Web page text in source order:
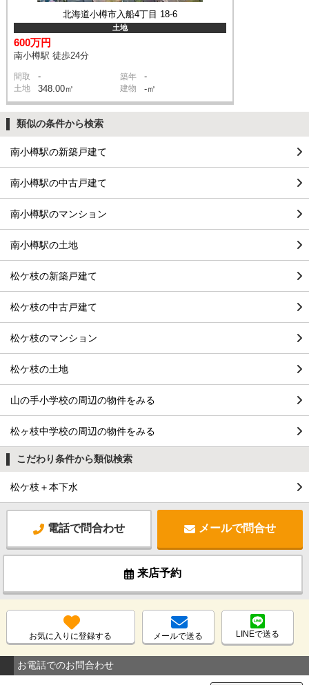
北海道小樽市入船4丁目 18-6
土地
600万円
南小樽駅 徒歩24分
間取 - 築年 -
土地 348.00㎡ 建物 -㎡
類似の条件から検索
南小樽駅の新築戸建て
南小樽駅の中古戸建て
南小樽駅のマンション
南小樽駅の土地
松ケ枝の新築戸建て
松ケ枝の中古戸建て
松ケ枝のマンション
松ケ枝の土地
山の手小学校の周辺の物件をみる
松ヶ枝中学校の周辺の物件をみる
こだわり条件から類似検索
松ケ枝＋本下水
電話で問合わせ メールで問合せ
来店予約
お気に入りに登録する メールで送る LINEで送る
お電話でのお問合わせ